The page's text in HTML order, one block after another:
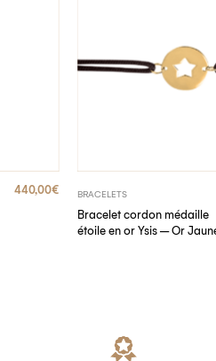
440,00€ BRACELETS
Bracelet cordon médaille
étoile en or Ysis – Or